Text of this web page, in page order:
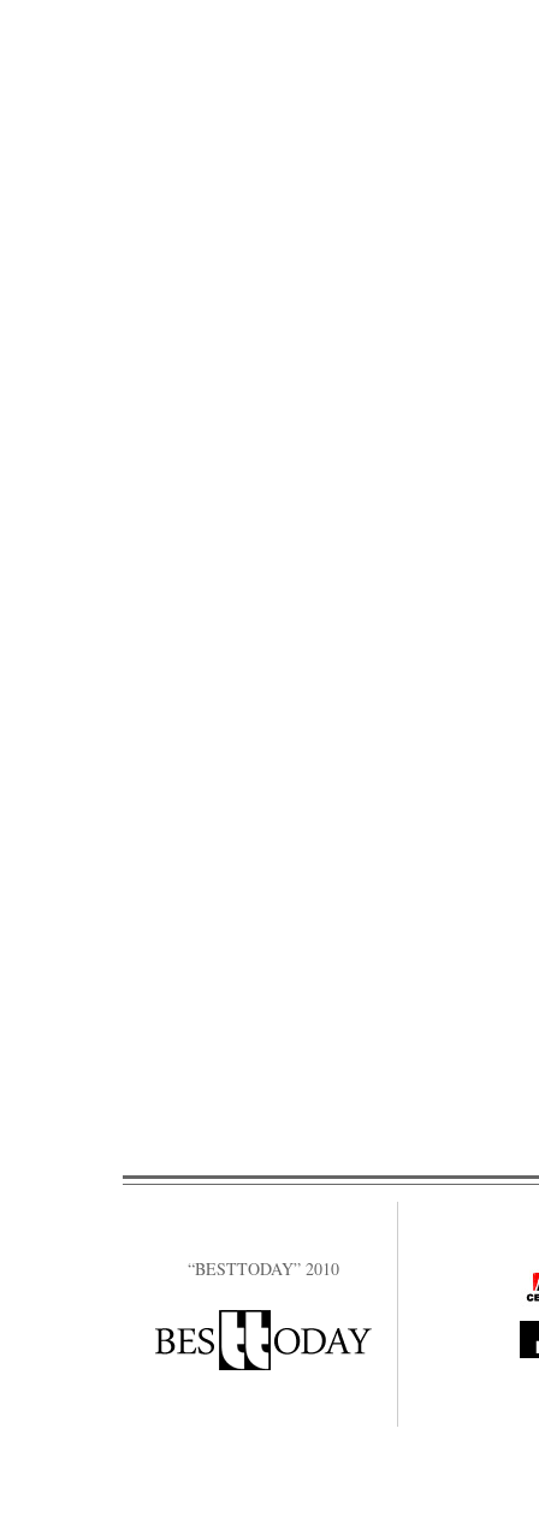
“BESTTODAY” 2010